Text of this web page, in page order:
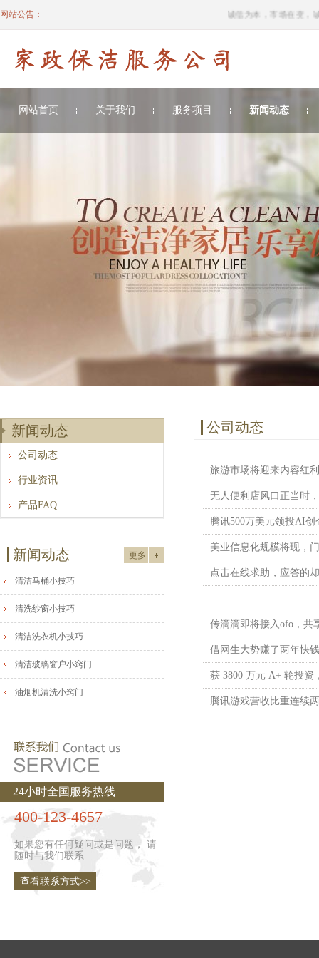
网站公告： 诚信为本，市场在变，
网站首页 关于我们 服务项目 新闻动态
新闻动态
公司动态
行业资讯
产品FAQ
新闻动态 更多
清洁马桶小技巧
清洗纱窗小技巧
清洁洗衣机小技巧
清洁玻璃窗户小窍门
油烟机清洗小窍门
24小时全国服务热线
400-123-4657
如果您有任何疑问或是问题， 请
随时与我们联系
查看联系方式>>
公司动态
旅游市场将迎来内容红
腾讯500万美元领投AI
美业信息化规模将现，
点击在线求助，应答的
传滴滴即将接入ofo，共